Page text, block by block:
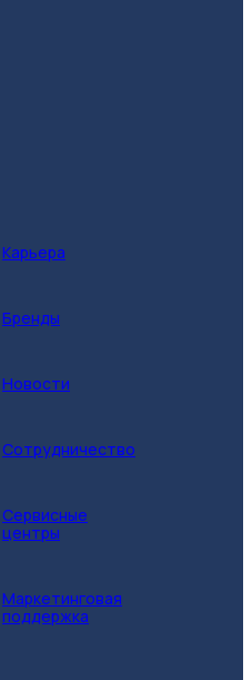
Карьера
Бренды
Новости
Сотрудничество
Сервисные
центры
Маркетинговая
поддержка